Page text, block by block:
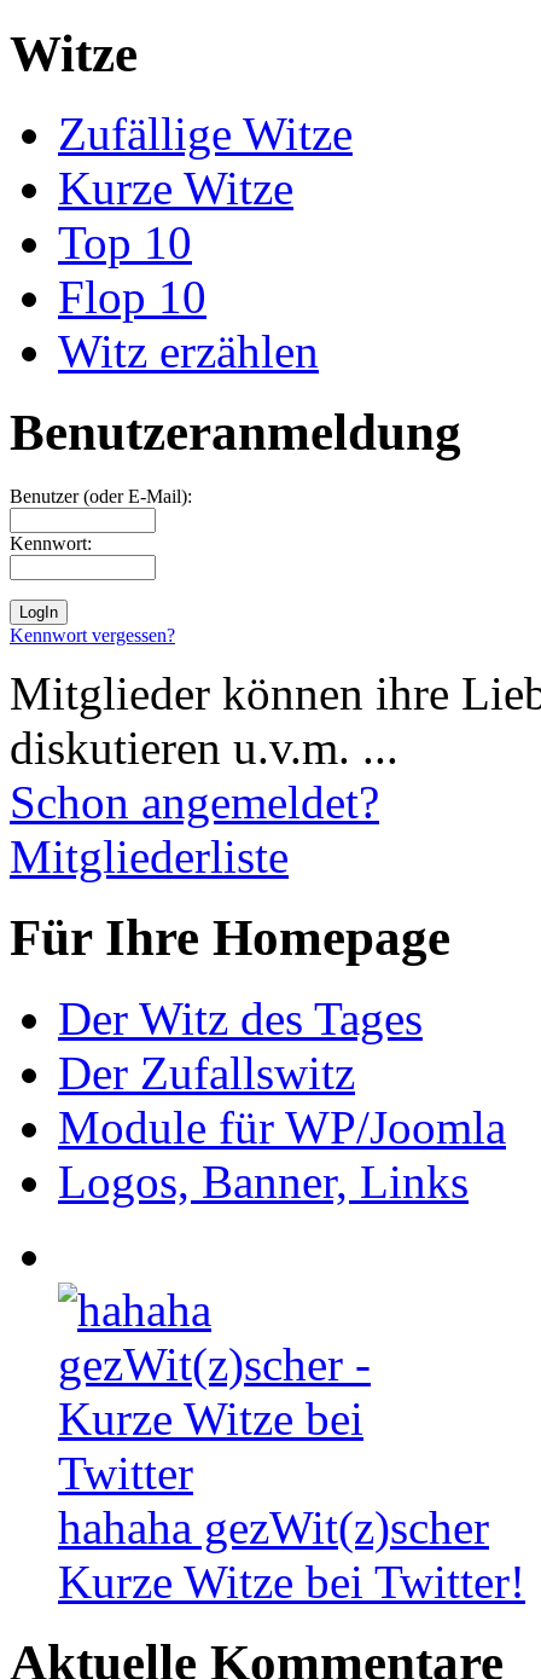
Witze
Zufällige Witze
Kurze Witze
Top 10
Flop 10
Witz erzählen
Benutzeranmeldung
Benutzer (oder E-Mail):
Kennwort:
Kennwort vergessen?
Mitglieder können ihre
diskutieren u.v.m. ...
Schon angemeldet?
Mitgliederliste
Für Ihre Homepage
Der Witz des Tages
Der Zufallswitz
Module für WP/Joomla
Logos, Banner, Links
hahaha gezWit(z)scher
Kurze Witze bei Twitter!
Aktuelle Kommentare